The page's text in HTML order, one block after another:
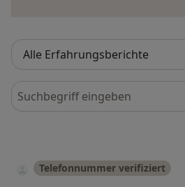
Bewertungen durchsuchen
Telefonnummer verifiziert